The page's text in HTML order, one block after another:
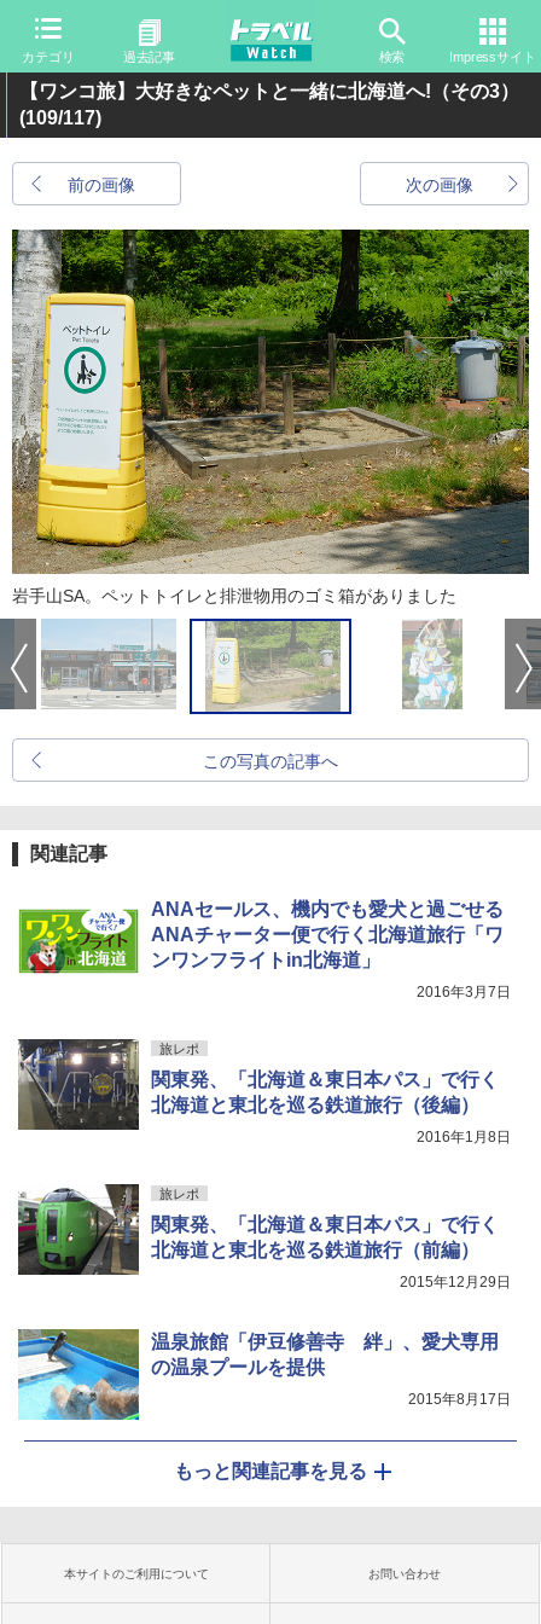
カテゴリ 過去記事 検索 Impressサイト
【ワンコ旅】大好きなペットと一緒に北海道へ!（その3）
(109/117)
前の画像 次の画像
岩手山SA。ペットトイレと排泄物用のゴミ箱がありました
この写真の記事へ
関連記事
ANAセールス、機内でも愛犬と過ごせる
ANAチャーター便で行く北海道旅行「ワ
ンワンフライトin北海道」
2016年3月7日
旅レポ
関東発、「北海道＆東日本パス」で行く
北海道と東北を巡る鉄道旅行（後編）
2016年1月8日
旅レポ
関東発、「北海道＆東日本パス」で行く
北海道と東北を巡る鉄道旅行（前編）
2015年12月29日
温泉旅館「伊豆修善寺 絆」、愛犬専用
の温泉プールを提供
2015年8月17日
もっと関連記事を見る
本サイトのご利用について お問い合わせ